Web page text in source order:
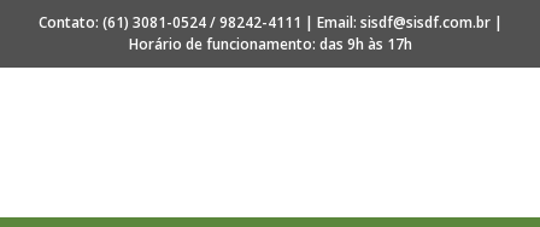
Contato: (61) 3081-0524 / 98242-4111 | Email: sisdf@sisdf.com.br |
Horário de funcionamento: das 9h às 17h